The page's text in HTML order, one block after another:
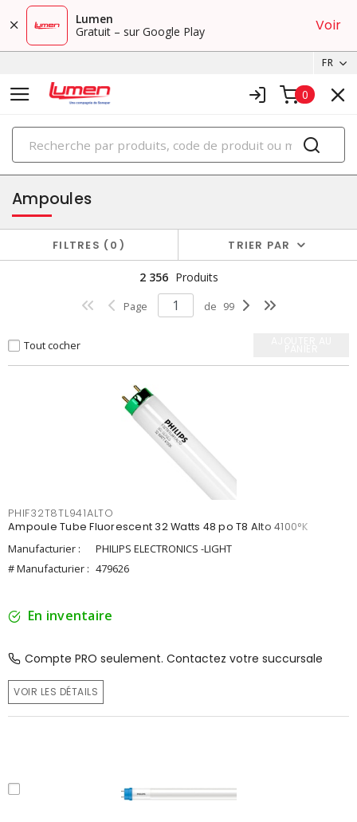
Lumen
Gratuit – sur Google Play
Voir
FR
0
PRODUITS
éclairage
Ampoules
FILTRES 0 TRIER PAR
2 356 Produits
Page de 99
Tout cocher
PHIF32T8TL941ALTO
Ampoule Tube Fluorescent 32 Watts 48 po T8 Alto 4100°K
Manufacturier :
PHILIPS ELECTRONICS -LIGHT
# Manufacturier : 479626
En inventaire
Compte PRO seulement. Contactez votre succursale
VOIR LES DÉTAILS